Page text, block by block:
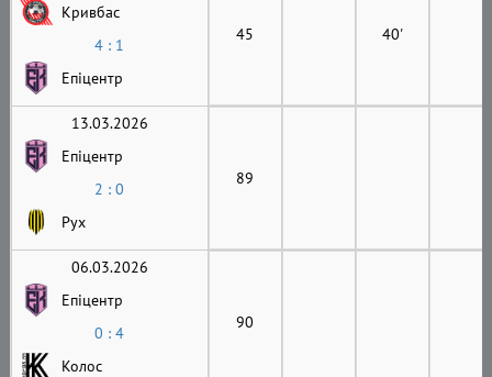
Кривбас
4 : 1
Епіцентр
45 40'
13.03.2026
Епіцентр
2 : 0
Рух
89
06.03.2026
Епіцентр
0 : 4
Колос
90